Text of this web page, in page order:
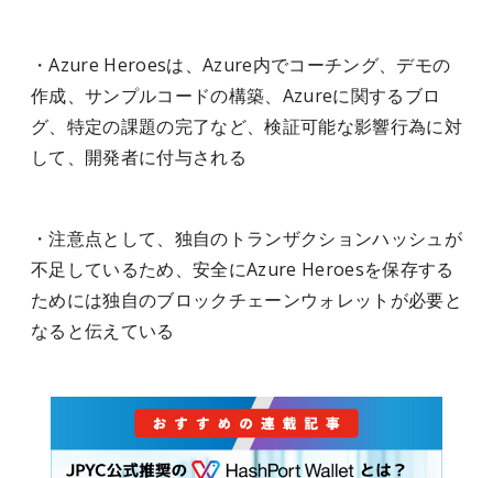
・Azure Heroesは、Azure内でコーチング、デモの
作成、サンプルコードの構築、Azureに関するブロ
グ、特定の課題の完了など、検証可能な影響行為に対
して、開発者に付与される
・注意点として、独自のトランザクションハッシュが
不足しているため、安全にAzure Heroesを保存する
ためには独自のブロックチェーンウォレットが必要と
なると伝えている